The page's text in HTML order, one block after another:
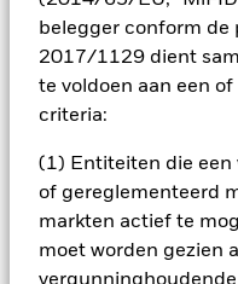
belegger conform de
2017/1129 dient
te voldoen aan een
criteria:
(1) Entiteiten die
of gereglementeerd
markten actief te
moet worden gezien
infrastructuursector
van middelen die
(bijvoorbeeld
en afvalbeheer, transport
kunnen ook afgeleide
omvatten (d.w.z.
op een of meer
De Beleggingsadviseur